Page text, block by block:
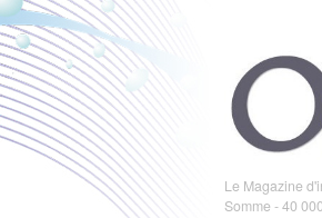
Le Magazine
Somme - 40